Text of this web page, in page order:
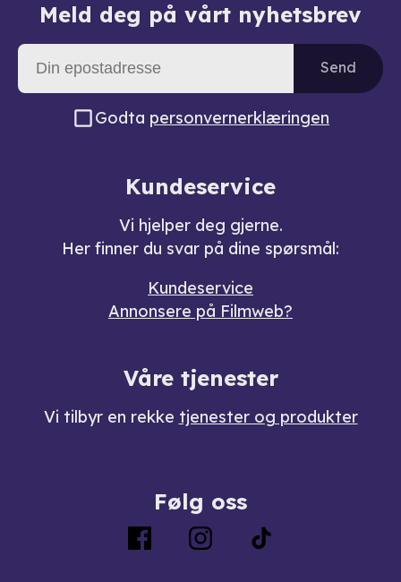
Meld deg på vårt nyhetsbrev
Send
Godta personvernerklæringen
Kundeservice
Vi hjelper deg gjerne.
Her finner du svar på dine spørsmål:
Kundeservice
Annonsere på Filmweb?
Våre tjenester
Vi tilbyr en rekke tjenester og produkter
Følg oss